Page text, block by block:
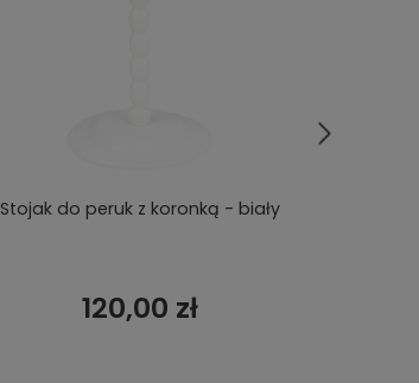
Stojak do peruk z koronką - biały
120,00 zł